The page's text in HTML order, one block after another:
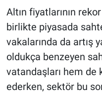
Altın fiyatlarının
birlikte piyasada
vakalarında da artış
oldukça benzeyen
vatandaşları hem de
ederken, sektör bu
HABERDE İNSAN
POLİTİKA
SPOR